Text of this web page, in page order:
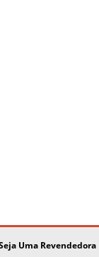
Uma Revendedora